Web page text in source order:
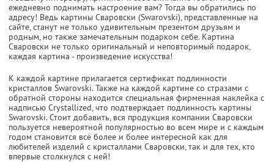
ежедневно поднимать настроение вам? Тогда вы обратились по
адресу! Ведь картины Сваровски (Swarovski), представленные на
сайте, станут не только удивительным презентом друзьям и
родным, но также замечательным подарком себе. Картина
Сваровски не только оригинальный и неповторимый подарок,
каждая картина - произведение искусства!
К каждой картине прилагается сертификат подлинности
кристаллов Swarovski. Также на каждой картине со стразами с
обратной стороны находится специальная фирменная наклейка с
надписью Сrystallized, что подтверждает подлинность картины
Swarovski. Стоит добавить, вся продукция компании Сваровски
пользуется невероятной популярностью во всем мире и с каждым
годом становится всё более и более интересной как для
любителей изделий с кристаллами Сваровски, так и для тех, кто
впервые столкнулся с ней!